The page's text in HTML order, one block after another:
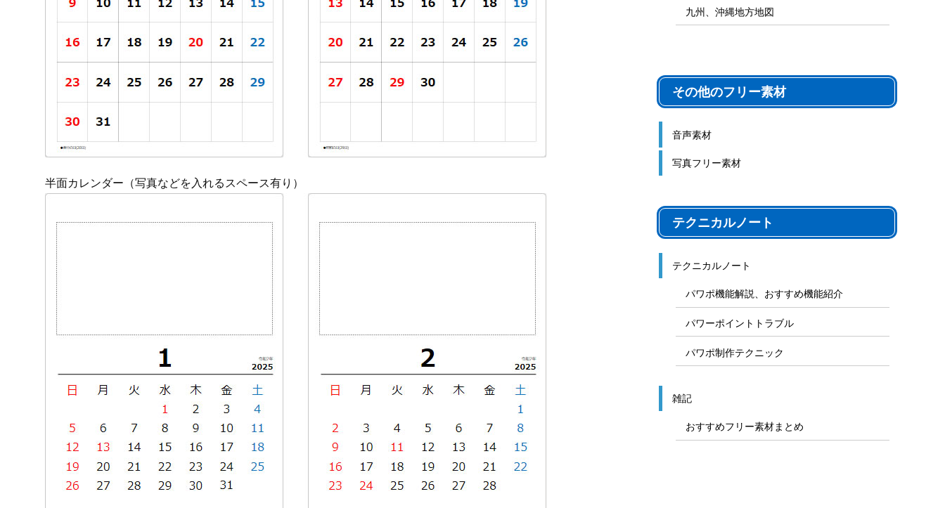
半面カレンダー（写真などを入れるスペース有り）
九州、沖縄地方地図
その他のフリー素材
音声素材
写真フリー素材
テクニカルノート
テクニカルノート
パワポ機能解説、おすすめ機能紹介
パワーポイントトラブル
パワポ制作テクニック
雑記
おすすめフリー素材まとめ